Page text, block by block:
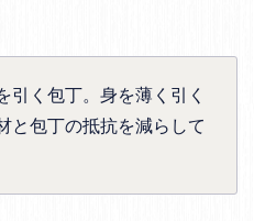
く包丁。身を薄く引く
と包丁の抵抗を減らして